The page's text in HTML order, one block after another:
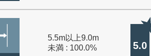
5.5m以上9.0m
未満 : 100.0%
5.0